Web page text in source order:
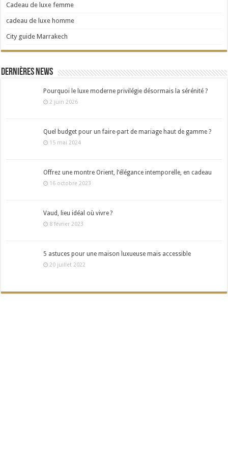
Cadeau de luxe femme
cadeau de luxe homme
City guide Marrakech
Dernières news
Pourquoi le luxe moderne privilégie désormais la sérénité ?
2 juin 2026
Quel budget pour un faire-part de mariage haut de gamme ?
15 mai 2024
Offrez une montre Orient, l’élégance intemporelle, en cadeau
16 octobre 2023
Vaud, lieu idéal où vivre ?
8 février 2023
5 astuces pour une maison luxueuse mais accessible
20 juillet 2022